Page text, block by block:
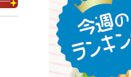
キーワードをすべて含む